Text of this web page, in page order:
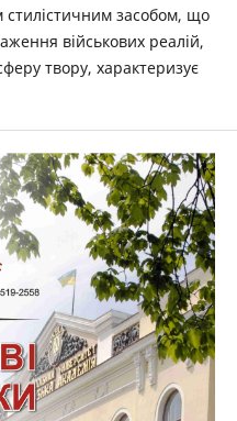
засобом, що
військових реалій,
твору, характеризує